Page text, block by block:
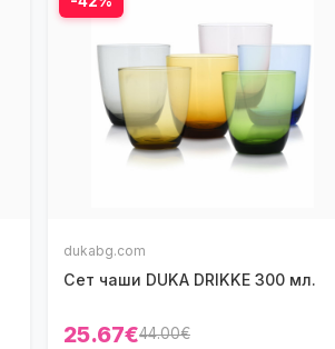
dukabg.com
Сет чаши DUKA DRIKKE 300 мл.
25.67€44.00€